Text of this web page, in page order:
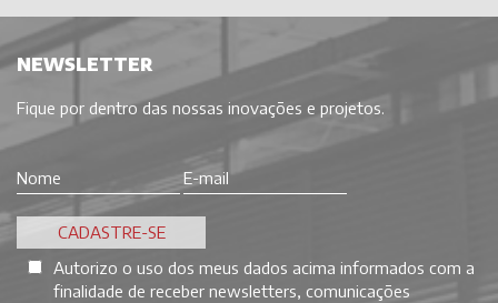
NEWSLETTER
Fique por dentro das nossas inovações e projetos.
Autorizo o uso dos meus dados acima informados com a
finalidade de receber newsletters, comunicações